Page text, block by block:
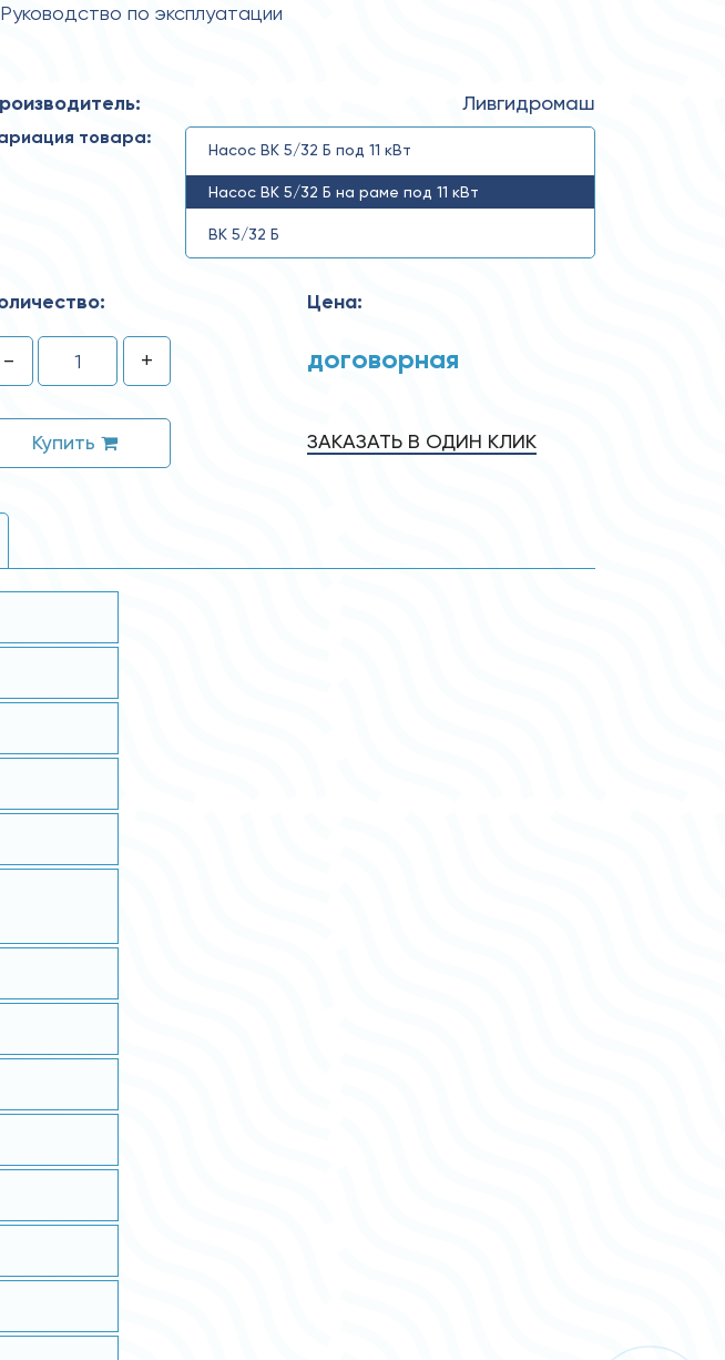
по эксплуатации
Ливгидромаш
товара:
Насос ВК 5/32 Б под 11 кВт
Насос ВК 5/32 Б на раме под 11 кВт
ВК 5/32 Б
- +
Купить
Цена:
договорная
ЗАКАЗАТЬ В ОДИН КЛИК